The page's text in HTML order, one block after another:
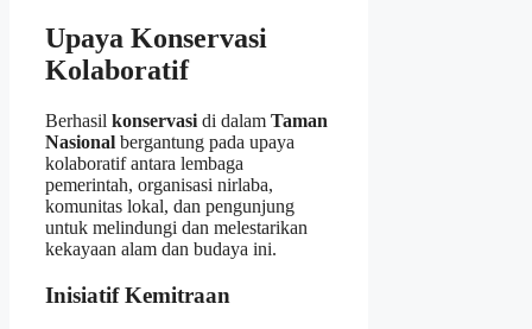
Upaya Konservasi
Kolaboratif
Berhasil konservasi di dalam Taman
Nasional bergantung pada upaya
kolaboratif antara lembaga
pemerintah, organisasi nirlaba,
komunitas lokal, dan pengunjung
untuk melindungi dan melestarikan
kekayaan alam dan budaya ini.
Inisiatif Kemitraan